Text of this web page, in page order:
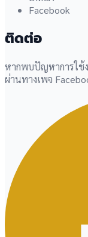
Facebook
ติดต่อ
หากพบปัญหาการใช้
ผ่านทางเพจ